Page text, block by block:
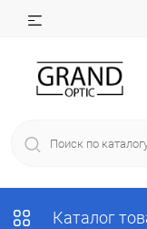
Каталог